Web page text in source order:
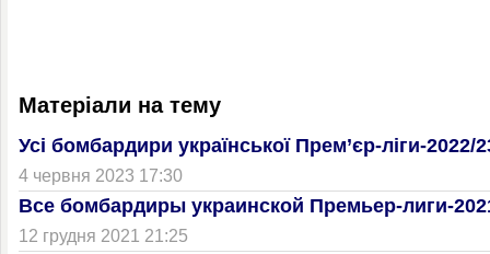
Матеріали на тему
Усі бомбардири української Прем’єр-ліги-2022/
4 червня 2023 17:30
Все бомбардиры украинской Премьер-лиги-
12 грудня 2021 21:25